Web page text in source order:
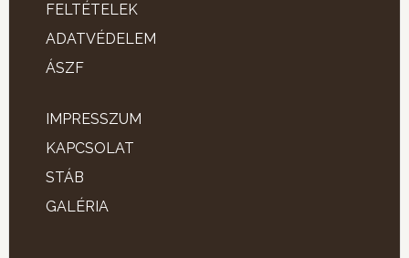
FELTÉTELEK
ADATVÉDELEM
ÁSZF
IMPRESSZUM
KAPCSOLAT
STÁB
GALÉRIA